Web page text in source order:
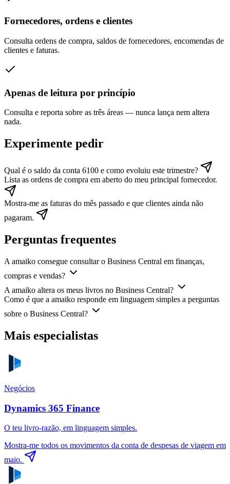
Fornecedores, ordens e clientes
Consulta ordens de compra, saldos de fornecedores, encomendas de
clientes e faturas.
Apenas de leitura por princípio
Consulta e reporta sobre as três áreas — nunca lança nem altera
nada.
Experimente pedir
Qual é o saldo da conta 6100 e como evoluiu este trimestre?
Lista as ordens de compra em aberto do meu principal fornecedor.
Mostra-me as faturas do mês passado e que clientes ainda não
pagaram.
Perguntas frequentes
A amaiko consegue consultar o Business Central em finanças,
compras e vendas?
A amaiko altera os meus livros no Business Central?
Como é que a amaiko responde em linguagem simples a perguntas
sobre o Business Central?
Mais especialistas
Negócios
Dynamics 365 Finance
O teu livro-razão, em linguagem simples.
Mostra-me todos os movimentos da conta de despesas de viagem em
maio.